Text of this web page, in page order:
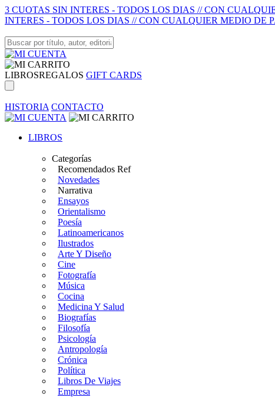
3 CUOTAS SIN INTERES - TODOS LOS DIAS // CON
INTERES - TODOS LOS DIAS // CON CUALQUIER MEDIO DE
LIBROSREGALOS GIFT CARDS
HISTORIA CONTACTO
LIBROS
Categorías
Recomendados Ref
Novedades
Narrativa
Ensayos
Orientalismo
Poesía
Latinoamericanos
Ilustrados
Arte Y Diseño
Cine
Fotografía
Música
Cocina
Medicina Y Salud
Biografías
Filosofía
Psicología
Antropología
Crónica
Política
Libros De Viajes
Empresa